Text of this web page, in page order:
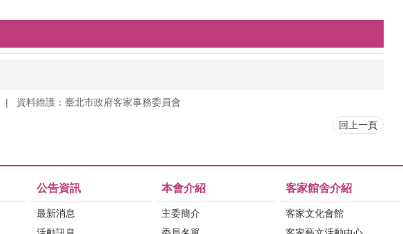
資料維護：臺北市政府客家事務委員會
回上一頁
公告資訊
最新消息
本會介紹
主委簡介
客家館舍介紹
客家文化會館